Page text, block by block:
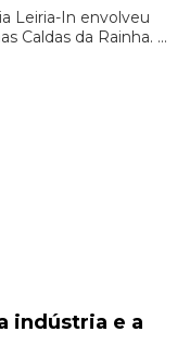
Leiria-In envolveu
Caldas da Rainha. ...
indústria e a